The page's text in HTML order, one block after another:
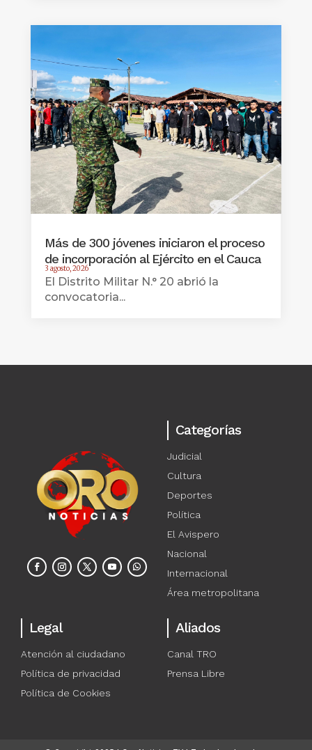
Más de 300 jóvenes iniciaron el proceso
de incorporación al Ejército en el Cauca
3 agosto, 2026
El Distrito Militar N.° 20 abrió la
convocatoria...
Categorías
Judicial
Cultura
Deportes
Política
El Avispero
Nacional
Internacional
Área metropolitana
Legal
Atención al ciudadano
Política de privacidad
Política de Cookies
Aliados
Canal TRO
Prensa Libre